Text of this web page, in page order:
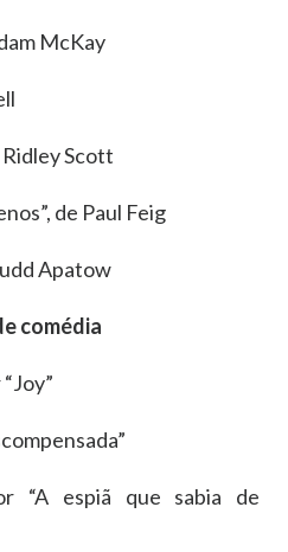
McKay
Scott
de Paul Feig
Apatow
comédia
“A espiã que sabia de